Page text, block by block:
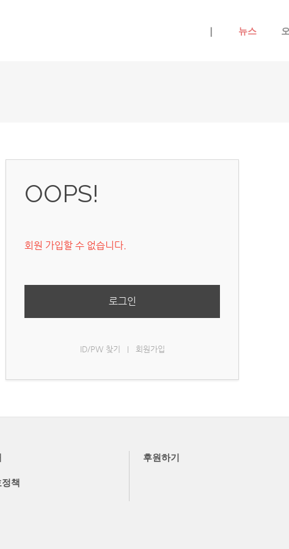
| 뉴스
OOPS!
회원 가입할 수 없습니다.
로그인
ID/PW 찾기 회원가입
후원하기
책